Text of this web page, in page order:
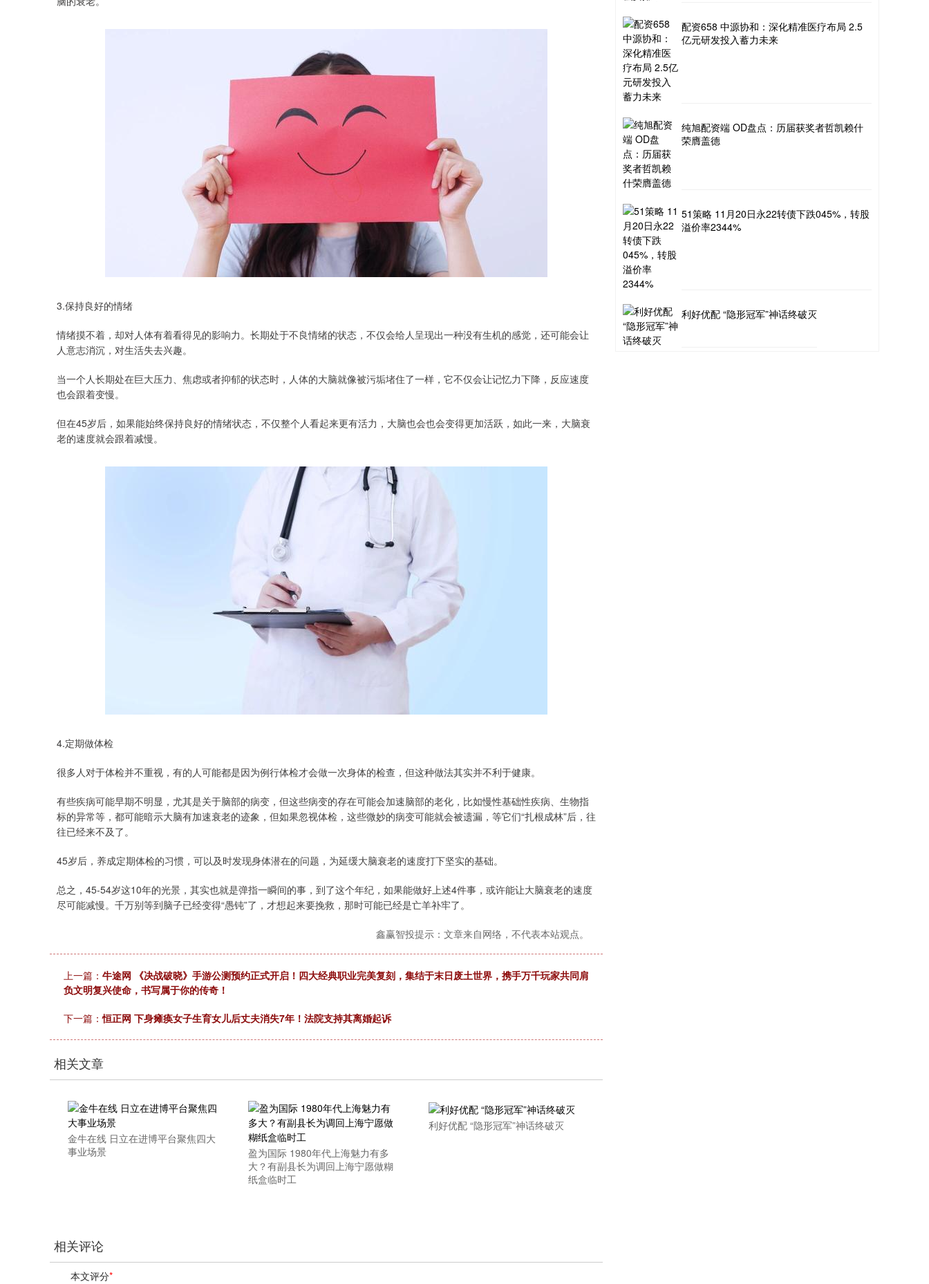
3.保持良好的情绪
情绪摸不着，却对人体有着看得见的影响力。长期处于不良情绪的状态，不仅会给人呈现出一种没有生机的感觉，还可能会让
人意志消沉，对生活失去兴趣。
当一个人长期处在巨大压力、焦虑或者抑郁的状态时，人体的大脑就像被污垢堵住了一样，它不仅会让记忆力下降，反应速度
也会跟着变慢。
但在45岁后，如果能始终保持良好的情绪状态，不仅整个人看起来更有活力，大脑也会也会变得更加活跃，如此一来，大脑衰
老的速度就会跟着减慢。
4.定期做体检
很多人对于体检并不重视，有的人可能都是因为例行体检才会做一次身体的检查，但这种做法其实并不利于健康。
有些疾病可能早期不明显，尤其是关于脑部的病变，但这些病变的存在可能会加速脑部的老化，比如慢性基础性疾病、生物指
标的异常等，都可能暗示大脑有加速衰老的迹象，但如果忽视体检，这些微妙的病变可能就会被遗漏，等它们“扎根成林”后，往
往已经来不及了。
45岁后，养成定期体检的习惯，可以及时发现身体潜在的问题，为延缓大脑衰老的速度打下坚实的基础。
总之，45-54岁这10年的光景，其实也就是弹指一瞬间的事，到了这个年纪，如果能做好上述4件事，或许能让大脑衰老的速度
尽可能减慢。千万别等到脑子已经变得“愚钝”了，才想起来要挽救，那时可能已经是亡羊补牢了。
鑫赢智投提示：文章来自网络，不代表本站观点。
上一篇： 牛途网 《决战破晓》手游公测预约正式开启！四大经典职业完美复刻，集结于末日废土世界，携手万千玩家共同肩
负文明复兴使命，书写属于你的传奇！
下一篇：恒正网 下身瘫痪女子生育女儿后丈夫消失7年！法院支持其离婚起诉
相关文章
金牛在线 日立在进博平台聚焦四大
事业场景
盈为国际 1980年代上海魅力有多
大？有副县长为调回上海宁愿做糊
纸盒临时工
利好优配 “隐形冠军”神话终破灭
相关评论
本文评分*
配资658 中源协和：深化精准医疗布局 2.5
亿元研发投入蓄力未来
纯旭配资端 OD盘点：历届获奖者哲凯赖什
荣膺盖德
51策略 11月20日永22转债下跌045%，转股
溢价率2344%
利好优配 “隐形冠军”神话终破灭